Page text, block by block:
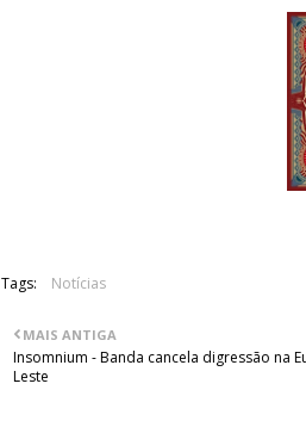
Tags: Notícias
MAIS ANTIGA
Insomnium - Banda cancela digressão na
Leste